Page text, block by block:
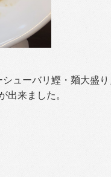
ューバリ鰹・麺大盛
出来ました。